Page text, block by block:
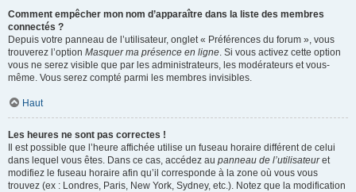
Comment empêcher mon nom d’apparaître dans la liste des membres
connectés ?
Depuis votre panneau de l’utilisateur, onglet « Préférences du forum », vous
trouverez l’option Masquer ma présence en ligne. Si vous activez cette option
vous ne serez visible que par les administrateurs, les modérateurs et vous-
même. Vous serez compté parmi les membres invisibles.
Haut
Les heures ne sont pas correctes !
Il est possible que l’heure affichée utilise un fuseau horaire différent de celui
dans lequel vous êtes. Dans ce cas, accédez au panneau de l’utilisateuret
modifiez le fuseau horaire afin qu’il corresponde à la zone où vous vous
trouvez (ex : Londres, Paris, New York, Sydney, etc.). Notez que la modification